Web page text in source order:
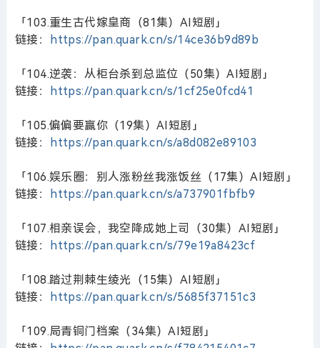
「103.重生古代嫁皇商（81集）AI短剧」
链接：
https://pan.quark.cn/s/14ce36b9d89b
「104.逆袭：从柜台杀到总监位（50集）AI短剧」
链接：
https://pan.quark.cn/s/1cf25e0fcd41
「105.偏偏要赢你（19集）AI短剧」
链接：
https://pan.quark.cn/s/a8d082e89103
「106.娱乐圈：别人涨粉丝我涨饭丝（17集）AI短剧」
链接：
https://pan.quark.cn/s/a737901fbfb9
「107.相亲误会，我空降成她上司（30集）AI短剧」
链接：
https://pan.quark.cn/s/79e19a8423cf
「108.踏过荆棘生绫光（15集）AI短剧」
链接：
https://pan.quark.cn/s/5685f37151c3
「109.局青铜门档案（34集）AI短剧」